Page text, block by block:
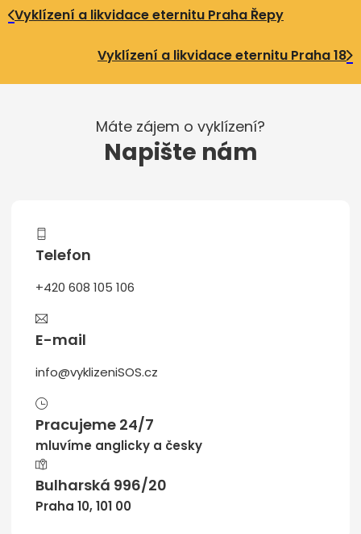
Vyklízení a likvidace eternitu Praha Řepy
Vyklízení a likvidace eternitu Praha 18
Máte zájem o vyklízení?
Napište nám
Telefon
+420 608 105 106
E-mail
info@vyklizeniSOS.cz
Pracujeme 24/7
mluvíme anglicky a česky
Bulharská 996/20
Praha 10, 101 00